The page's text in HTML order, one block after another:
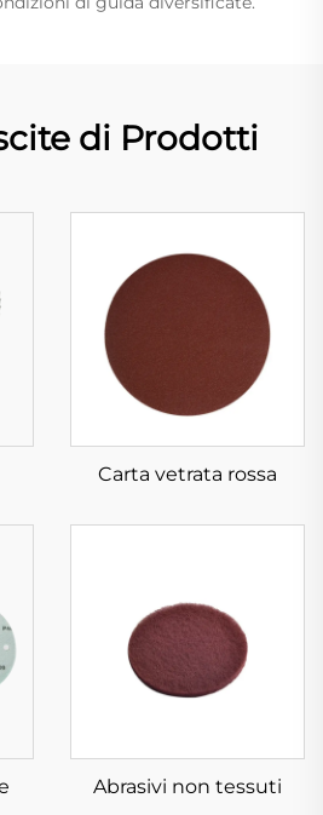
di Prodotti
Carta vetrata rossa
Abrasivi non tessuti